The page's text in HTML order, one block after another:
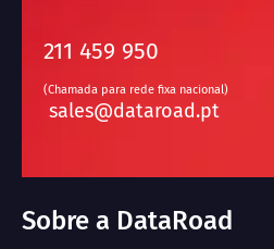
211 459 950
(Chamada para rede fixa nacional)
sales@dataroad.pt
Sobre a DataRoad